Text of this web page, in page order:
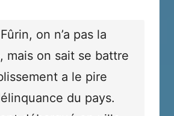
on n’a pas la
mais on sait se battre
a le pire
du pays.